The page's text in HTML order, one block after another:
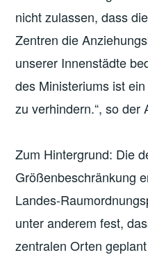
nicht zulassen, dass
Zentren die
unserer Innenstädte
des Ministeriums ist
zu verhindern.“, so der
Zum Hintergrund: Die
Größenbeschränkung
Landes-
unter anderem fest,
zentralen Orten